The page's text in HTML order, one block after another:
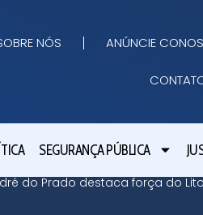
NÓS ANÚNCIE
SEGURANÇA PÚBLICA
do Prado destaca força do